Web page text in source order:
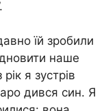
їй зробили
наше
я зустрів
дився син. Я